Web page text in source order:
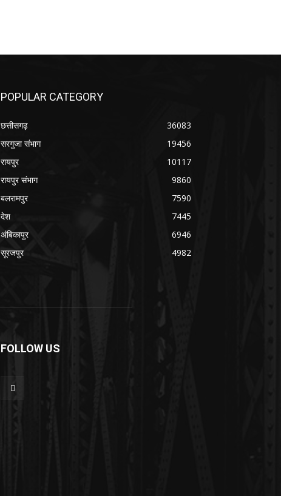
POPULAR CATEGORY
छत्तीसगढ़
36083
सरगुजा संभाग
19456
रायपुर
10117
रायपुर संभाग
9860
बलरामपुर
7590
देश
7445
अंबिकापुर
6946
सूरजपुर
4982
FOLLOW US